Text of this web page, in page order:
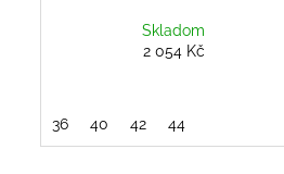
Skladom
2 054 Kč
36 40 42 44